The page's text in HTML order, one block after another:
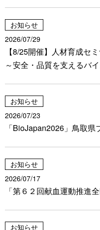
機器利用のご案内
レンタルラボのご案内
動物実験・遺伝子組換え実験の
人材育成情報
ワークショップ
お知らせ
2026/07/29
【8/25開催】人材育成セ
～安全・品質を支えるバ
お知らせ
2026/07/23
「BioJapan2026」鳥取
お知らせ
2026/07/17
「第６２回献血運動推進
お知らせ